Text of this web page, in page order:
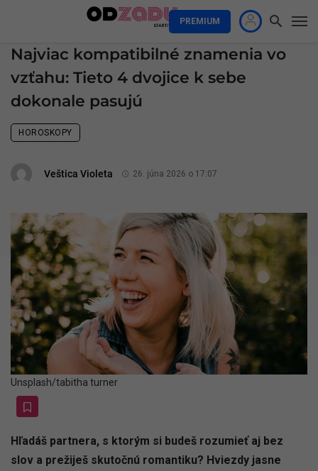
PREMIUM
Najviac kompatibilné znamenia vo
vzťahu: Tieto 4 dvojice k sebe
dokonale pasujú
HOROSKOPY
Veštica Violeta 26. júna 2026 o 17:07
Unsplash/tabitha turner
Hľadáš partnera, s ktorým si budeš rozumieť aj bez
slov a prežiješ skutočnú romantiku? Hviezdy jasne